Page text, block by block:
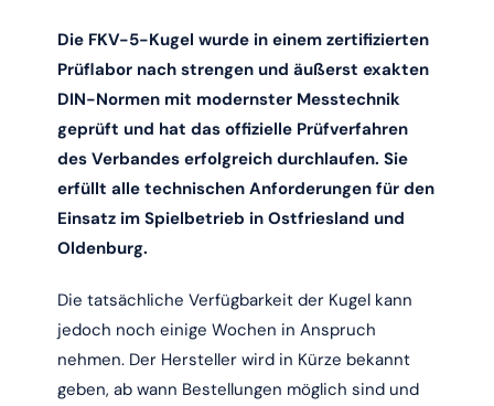
Die FKV-5-Kugel wurde in einem zertifizierten
Prüflabor nach strengen und äußerst exakten
DIN-Normen mit modernster Messtechnik
geprüft und hat das offizielle Prüfverfahren
des Verbandes erfolgreich durchlaufen. Sie
erfüllt alle technischen Anforderungen für den
Einsatz im Spielbetrieb in Ostfriesland und
Oldenburg.
Die tatsächliche Verfügbarkeit der Kugel kann
jedoch noch einige Wochen in Anspruch
nehmen. Der Hersteller wird in Kürze bekannt
geben, ab wann Bestellungen möglich sind und